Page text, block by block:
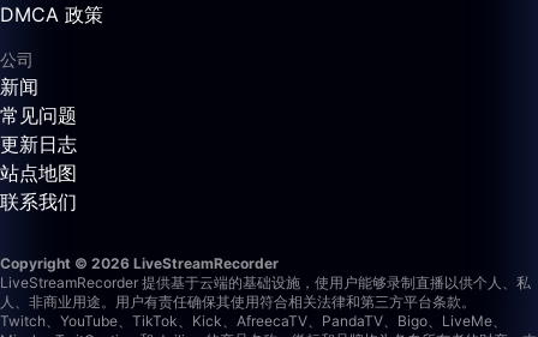
DMCA 政策
公司
新闻
常见问题
更新日志
站点地图
联系我们
Copyright © 2026 LiveStreamRecorder
LiveStreamRecorder 提供基于云端的基础设施，使用户能够录制直播以供个人、私
人、非商业用途。用户有责任确保其使用符合相关法律和第三方平台条款。
Twitch、YouTube、TikTok、Kick、AfreecaTV、PandaTV、Bigo、LiveMe、